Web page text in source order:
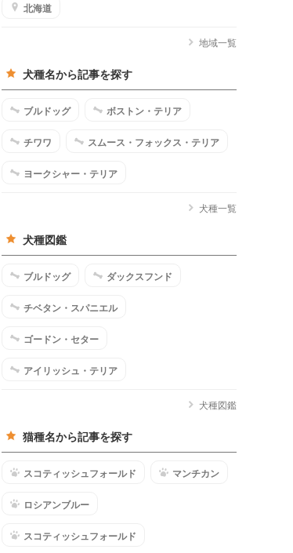
北海道
地域一覧
犬種名から記事を探す
ブルドッグ ボストン・テリア
チワワ スムース・フォックス・テリア
ヨークシャー・テリア
犬種一覧
犬種図鑑
ブルドッグ ダックスフンド
チベタン・スパニエル
ゴードン・セター
アイリッシュ・テリア
犬種図鑑
猫種名から記事を探す
スコティッシュフォールド マンチカン
ロシアンブルー
スコティッシュフォールド